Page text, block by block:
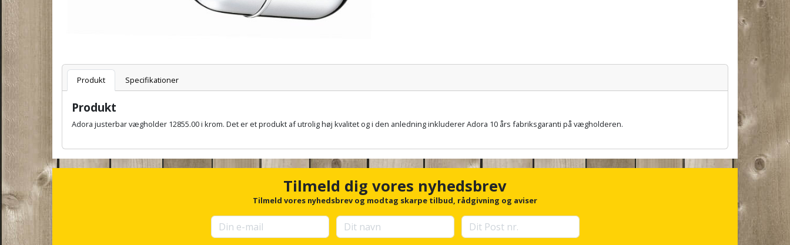
Varenummer
Pris:
Produkt
Specifikationer
Produkt
Adora justerbar vægholder 12855.00 i krom. Det er et produkt af utrolig høj kvalitet og i den anledning inkluderer Adora 10 års fabriksgaranti på vægholderen.
c
Tilmeld dig vores nyhedsbrev
Tilmeld vores nyhedsbrev og modtag skarpe tilbud, rådgivning og aviser